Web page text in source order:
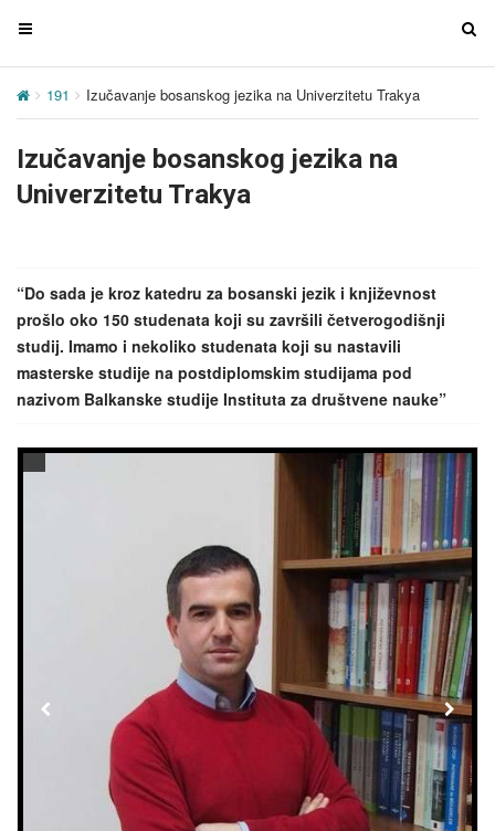
T
g
e
n
g
a
t
i
o
T
191 Izučavanje bosanskog jezika na Univerzitetu Trakya
Izučavanje bosanskog jezika na
Univerzitetu Trakya
“Do sada je kroz katedru za bosanski jezik i književnost
prošlo oko 150 studenata koji su završili četverogodišnji
studij. Imamo i nekoliko studenata koji su nastavili
masterske studije na postdiplomskim studijama pod
nazivom Balkanske studije Instituta za društvene nauke”